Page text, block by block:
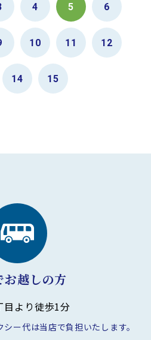
4 5 6
10 11 12
14 15
お越しの方
目より徒歩1分
シー代は当店で負担いたします。